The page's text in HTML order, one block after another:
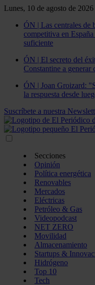
Lunes, 10 de agosto de 2026
ÓN | Las centrales de
competitiva en
suficiente
ÓN | El secreto del
Constantine a generar
ÓN | Joan Groizard:
la respuesta desde
Suscríbete a nuestra
Secciones
Opinión
Política energética
Renovables
Mercados
Eléctricas
Petróleo & Gas
Videopodcast
NET ZERO
Movilidad
Almacenamiento
Startups &
Hidrógeno
Top 10
Tech